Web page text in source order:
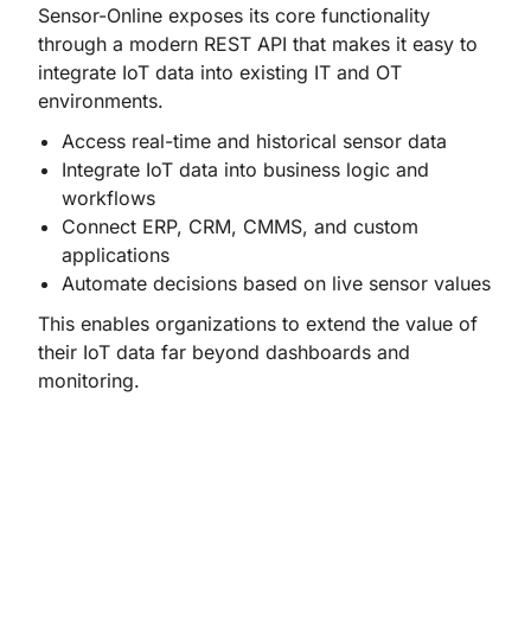
Sensor-Online exposes its core functionality
through a modern REST API that makes it easy to
integrate IoT data into existing IT and OT
environments.
Access real-time and historical sensor data
Integrate IoT data into business logic and
workflows
Connect ERP, CRM, CMMS, and custom
applications
Automate decisions based on live sensor values
This enables organizations to extend the value of
their IoT data far beyond dashboards and
monitoring.